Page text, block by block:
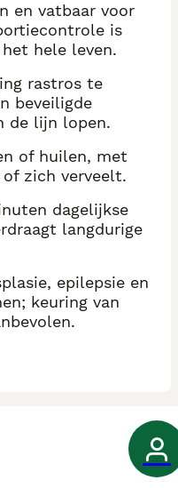
en vatbaar voor
is
hele leven.
rastros te
beveiligde
de lijn lopen.
of huilen, met
zich verveelt.
dagelijkse
langdurige
epilepsie en
keuring van